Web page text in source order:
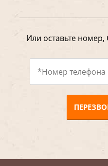
Или оставьте